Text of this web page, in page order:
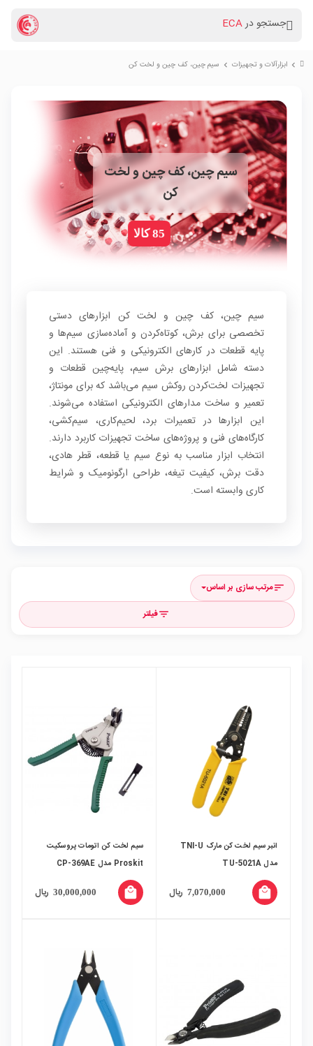
جستجو درECA
chevron_right ابزارآلات و تجهیزات chevron_right سیم چین، کف چین و لخت کن
سیم چین، کف چین و لخت
کن
85 کالا
سیم چین، کف چین و لخت کن ابزارهای دستی
تخصصی برای برش، کوتاه‌کردن و آماده‌سازی سیم‌ها و
پایه قطعات در کارهای الکترونیکی و فنی هستند. این
دسته شامل ابزارهای برش سیم، پایه‌چین قطعات و
تجهیزات لخت‌کردن روکش سیم می‌باشد که برای مونتاژ،
تعمیر و ساخت مدارهای الکترونیکی استفاده می‌شوند.
این ابزارها در تعمیرات برد، لحیم‌کاری، سیم‌کشی،
کارگاه‌های فنی و پروژه‌های ساخت تجهیزات کاربرد دارند.
انتخاب ابزار مناسب به نوع سیم یا قطعه، قطر هادی،
دقت برش، کیفیت تیغه، طراحی ارگونومیک و شرایط
کاری وابسته است.
sortمرتب سازی بر اساس
filter_listفیلتر
انبر سیم لخت کن مارک TNI-U
مدل TU-5021A
7,070,000 ریال local_mall
سیم لخت کن اتومات پروسکیت
Proskit مدل CP-369AE
30,000,000 ریال local_mall